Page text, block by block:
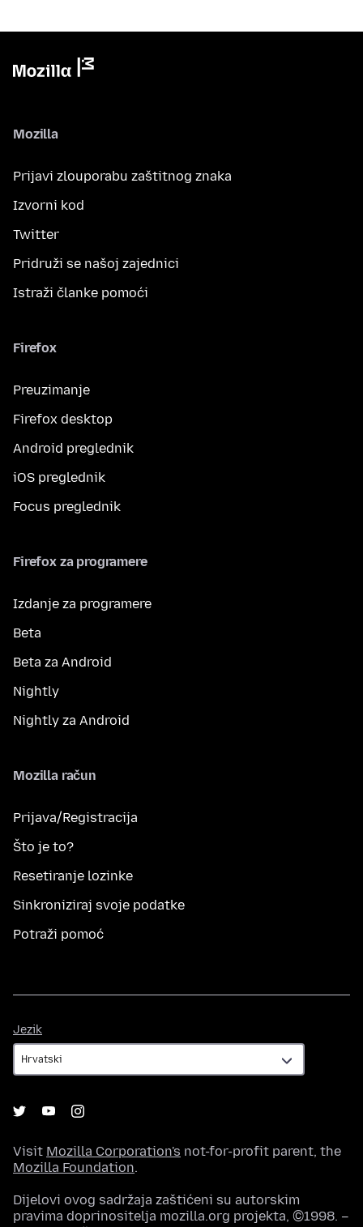
Mozilla
Prijavi zlouporabu zaštitnog znaka
Izvorni kod
Twitter
Pridruži se našoj zajednici
Istraži članke pomoći
Firefox
Preuzimanje
Firefox desktop
Android preglednik
iOS preglednik
Focus preglednik
Firefox za programere
Izdanje za programere
Beta
Beta za Android
Nightly
Nightly za Android
Mozilla račun
Prijava/Registracija
Što je to?
Resetiranje lozinke
Sinkroniziraj svoje podatke
Potraži pomoć
Jezik
Visit Mozilla Corporation's not-for-profit parent, the
Mozilla Foundation.
Dijelovi ovog sadržaja zaštićeni su autorskim
pravima doprinositelja mozilla.org projekta, ©1998. –